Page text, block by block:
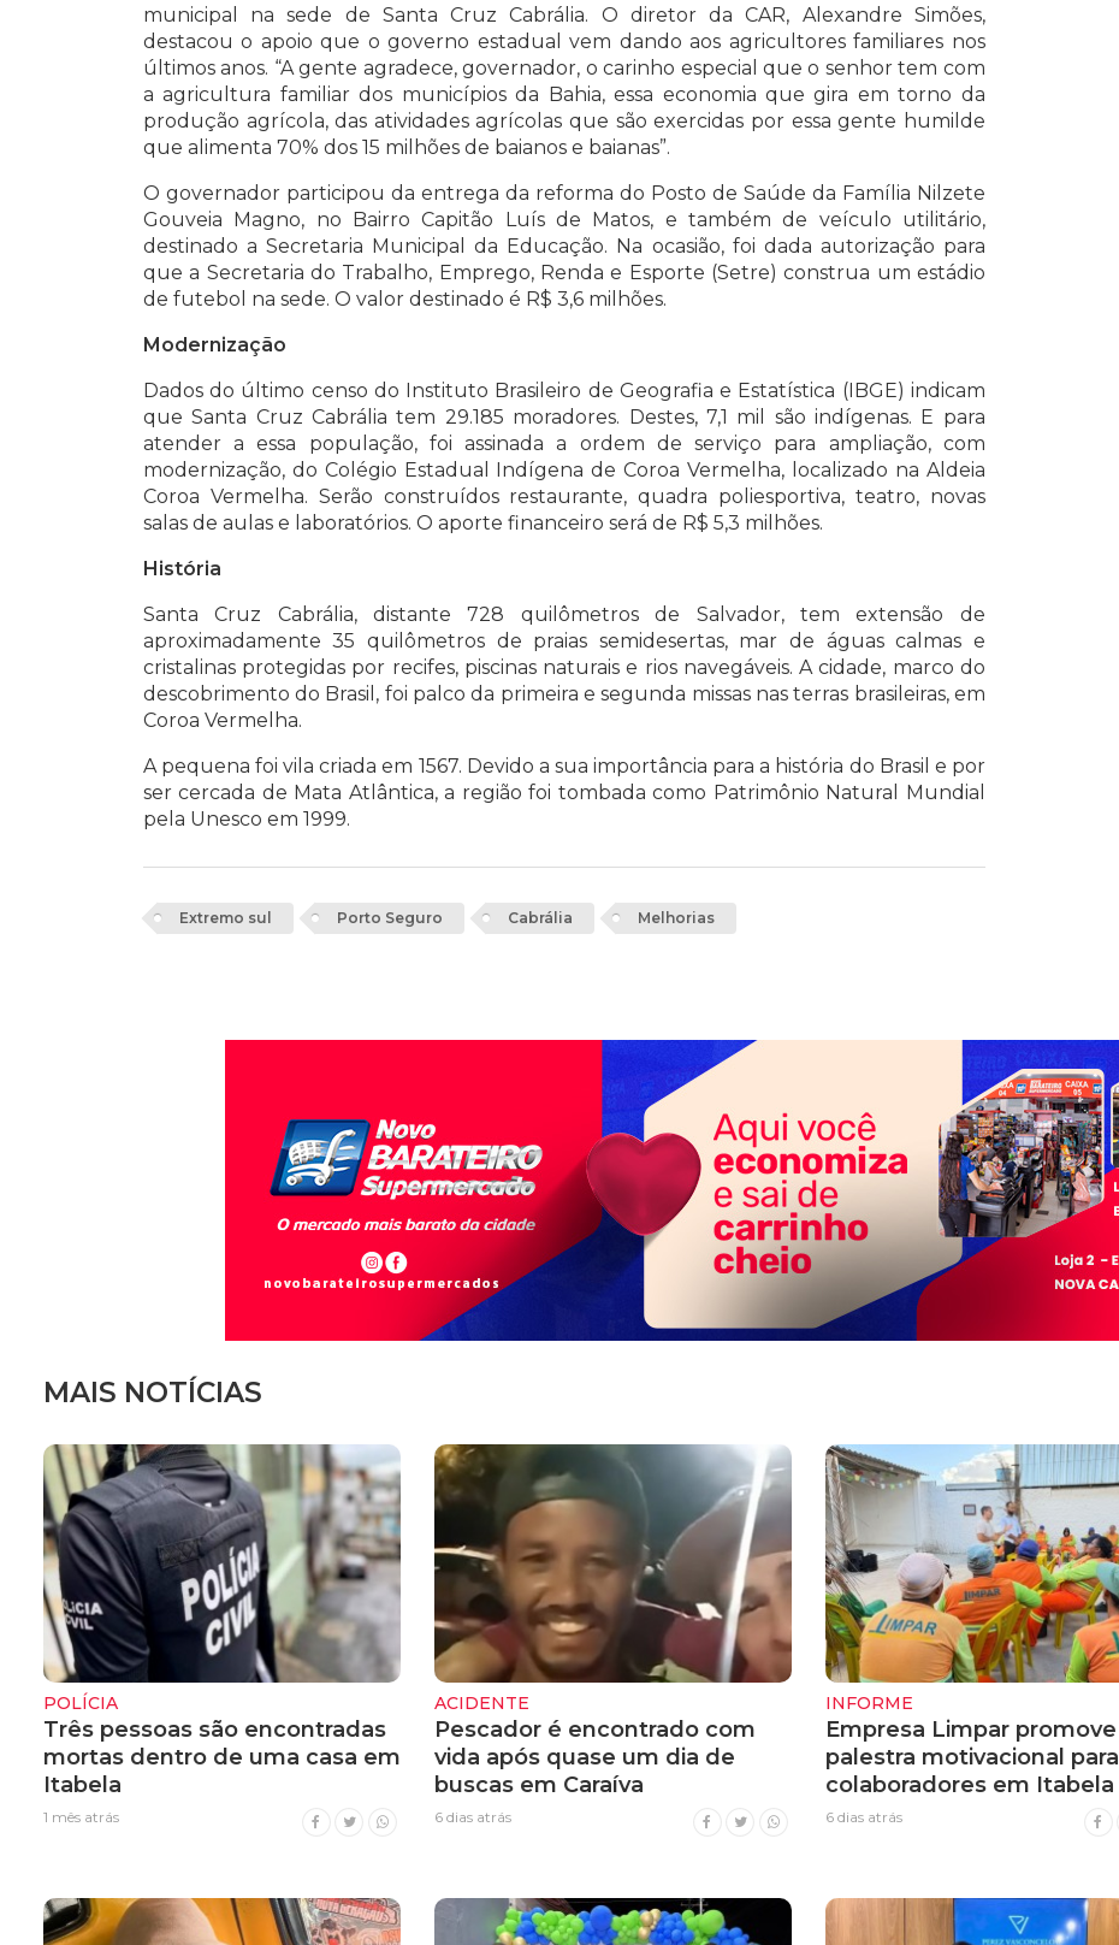
municipal na sede de Santa Cruz Cabrália. O diretor da CAR, Alexandre Simões,
destacou o apoio que o governo estadual vem dando aos agricultores familiares nos
últimos anos. “A gente agradece, governador, o carinho especial que o senhor tem com
a agricultura familiar dos municípios da Bahia, essa economia que gira em torno da
produção agrícola, das atividades agrícolas que são exercidas por essa gente humilde
que alimenta 70% dos 15 milhões de baianos e baianas”.
O governador participou da entrega da reforma do Posto de Saúde da Família Nilzete
Gouveia Magno, no Bairro Capitão Luís de Matos, e também de veículo utilitário,
destinado a Secretaria Municipal da Educação. Na ocasião, foi dada autorização para
que a Secretaria do Trabalho, Emprego, Renda e Esporte (Setre) construa um estádio
de futebol na sede. O valor destinado é R$ 3,6 milhões.
Modernização
Dados do último censo do Instituto Brasileiro de Geografia e Estatística (IBGE) indicam
que Santa Cruz Cabrália tem 29.185 moradores. Destes, 7,1 mil são indígenas. E para
atender a essa população, foi assinada a ordem de serviço para ampliação, com
modernização, do Colégio Estadual Indígena de Coroa Vermelha, localizado na Aldeia
Coroa Vermelha. Serão construídos restaurante, quadra poliesportiva, teatro, novas
salas de aulas e laboratórios. O aporte financeiro será de R$ 5,3 milhões.
História
Santa Cruz Cabrália, distante 728 quilômetros de Salvador, tem extensão de
aproximadamente 35 quilômetros de praias semidesertas, mar de águas calmas e
cristalinas protegidas por recifes, piscinas naturais e rios navegáveis. A cidade, marco do
descobrimento do Brasil, foi palco da primeira e segunda missas nas terras brasileiras, em
Coroa Vermelha.
A pequena foi vila criada em 1567. Devido a sua importância para a história do Brasil e por
ser cercada de Mata Atlântica, a região foi tombada como Patrimônio Natural Mundial
pela Unesco em 1999.
Extremo sul Porto Seguro Cabrália Melhorias
MAIS NOTÍCIAS
POLÍCIA
Três pessoas são encontradas
mortas dentro de uma casa em
Itabela
1 mês atrás
ACIDENTE
Pescador é encontrado com
vida após quase um dia de
buscas em Caraíva
6 dias atrás
INFORME
Empresa Limpar promove
palestra motivacional para
colaboradores em Itabela
6 dias atrás